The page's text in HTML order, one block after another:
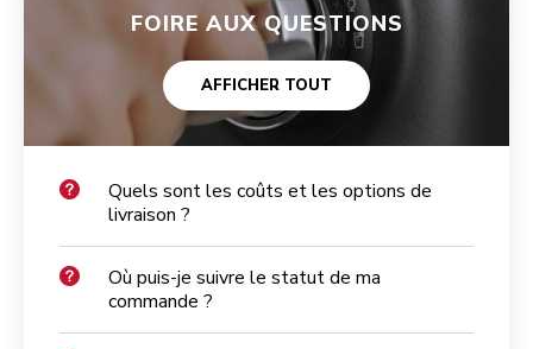
FOIRE AUX QUESTIONS
AFFICHER TOUT
Quels sont les coûts et les options de
livraison ?
Où puis-je suivre le statut de ma
commande ?